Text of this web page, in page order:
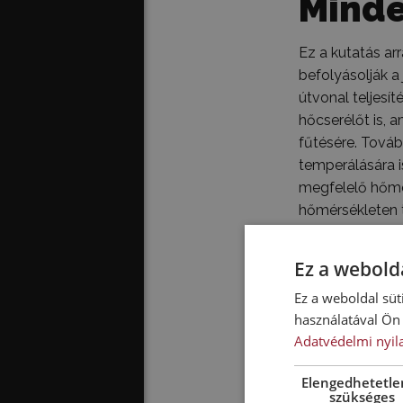
Ez a kutatás
befolyásolják
útvonal
hőcserélőt is,
fűtésére.
temperálására
megfelelő
is
hajtású Ford
Ez a
Ez a weboldal
használatával
Adatvédelmi
szükséges